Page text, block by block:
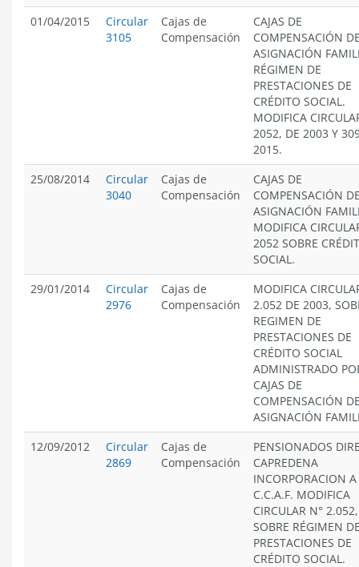
01/04/2015
Circular
3105
Cajas de
Compensación
CAJAS DE
COMPENSACIÓN
ASIGNACIÓN
RÉGIMEN DE
PRESTACIONES DE
CRÉDITO SOCIAL.
MODIFICA
2052, DE 2003 Y
2015.
25/08/2014
Circular
3040
Cajas de
Compensación
CAJAS DE
COMPENSACIÓN
ASIGNACIÓN
MODIFICA
2052 SOBRE
SOCIAL.
29/01/2014
Circular
2976
Cajas de
Compensación
MODIFICA
2.052 DE 2003,
REGIMEN DE
PRESTACIONES DE
CRÉDITO SOCIAL
ADMINISTRADO
CAJAS DE
COMPENSACIÓN
ASIGNACIÓN
12/09/2012
Circular
2869
Cajas de
Compensación
PENSIONADOS
CAPREDENA
INCORPORACION A
C.C.A.F. MODIFICA
CIRCULAR N° 2.052,
SOBRE RÉGIMEN
PRESTACIONES DE
CRÉDITO SOCIAL.